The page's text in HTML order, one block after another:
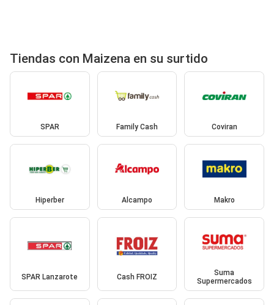
Tiendas con Maizena en su surtido
SPAR Family Cash Coviran
Hiperber Alcampo Makro
SPAR Lanzarote Cash FROIZ
Suma
Supermercados